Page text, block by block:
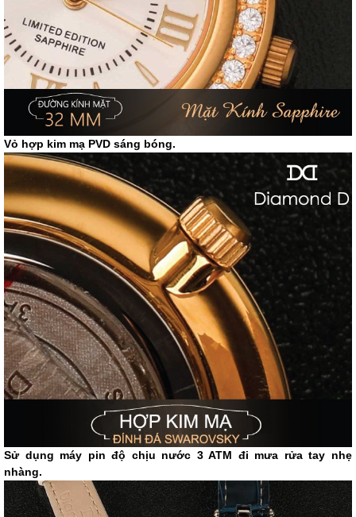
Vỏ hợp kim mạ PVD sáng bóng.
Sử dụng máy pin độ chịu nước 3 ATM đi mưa rửa tay nhẹ
nhàng.